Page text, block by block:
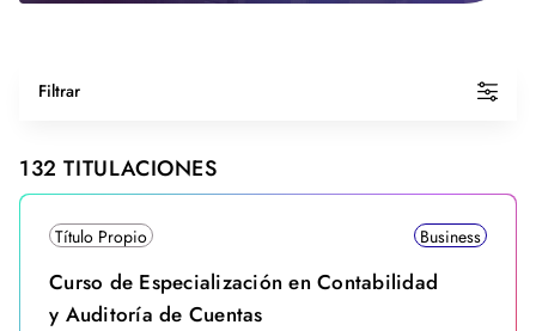
Filtrar
132 TITULACIONES
Título Propio Business
Curso de Especialización en Contabilidad
y Auditoría de Cuentas